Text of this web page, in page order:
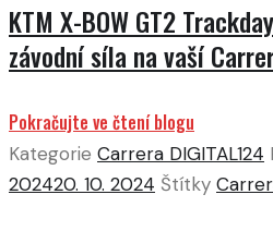
KTM X-BOW GT2
závodní síla na vaší
Pokračujte ve čtení blogu
Kategorie Carrera DIGITAL124
202420. 10. 2024 Štítky